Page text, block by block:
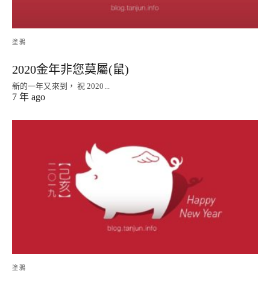
塗鴉
2020金年非您莫屬(鼠)
新的一年又來到， 祝 2020...
7 年 ago
塗鴉